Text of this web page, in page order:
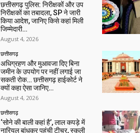
छत्तीसगढ़ पुलिस: निरीक्षकों और उप
निरीक्षकों का तबादला, SP ने जारी
किया आदेश, जानिए किसे कहां मिली
जिम्मेदारी…
August 4, 2026
छत्तीसगढ़
अधिग्रहण और मुआवजा दिए बिना
जमीन के उपयोग पर नहीं लगाई जा
सकती रोक… छत्तीसगढ़ हाईकोर्ट ने
क्यों कहा ऐसा जानिए…
August 4, 2026
छत्तीसगढ़
‘सोने की बाली कहां है’, लाल कपड़े में
नारियल बांधकर पहुंची टीचर, स्कूली